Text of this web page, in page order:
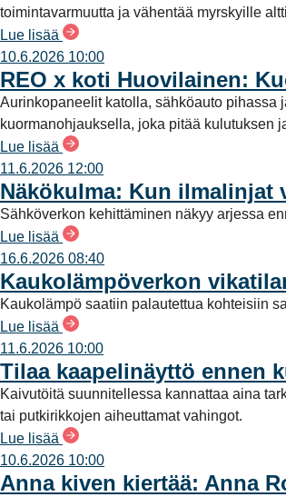
toimintavarmuutta ja vähentää myrskyille
Lue lisää
10.6.2026 10:00
REO x koti Huovilainen:
Aurinkopaneelit katolla, sähköauto pihassa
kuormanohjauksella, joka pitää kulutuksen
Lue lisää
11.6.2026 12:00
Näkökulma: Kun ilmalinjat
Sähköverkon kehittäminen näkyy arjessa
Lue lisää
16.6.2026 08:40
Kaukolämpöverkon
Kaukolämpö saatiin palautettua kohteisiin
Lue lisää
11.6.2026 10:00
Tilaa kaapelinäyttö ennen
Kaivutöitä suunnitellessa kannattaa aina
tai putkirikkojen aiheuttamat vahingot.
Lue lisää
10.6.2026 10:00
Anna kiven kiertää: Anna